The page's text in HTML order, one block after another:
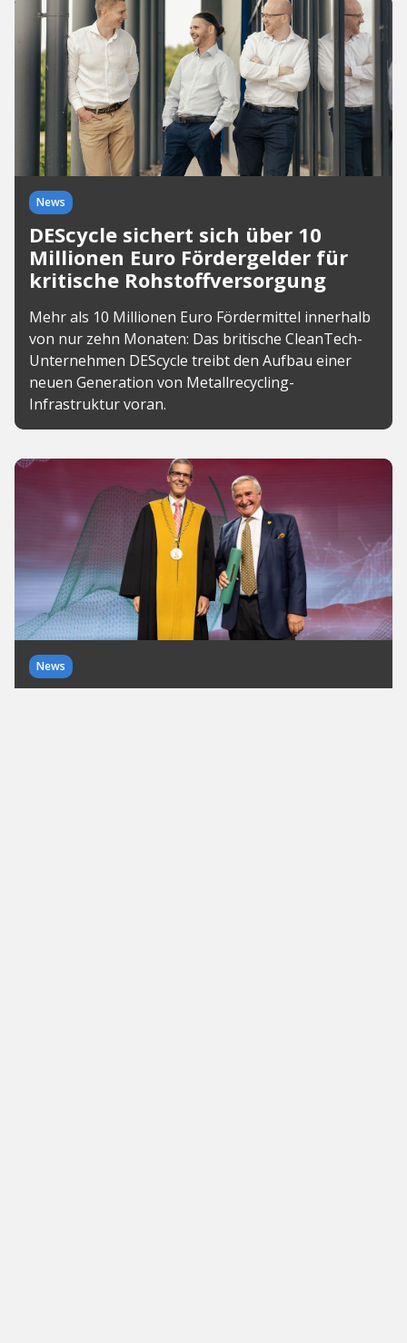
News
DEScycle sichert sich über 10
Millionen Euro Fördergelder für
kritische Rohstoffversorgung
Mehr als 10 Millionen Euro Fördermittel innerhalb
von nur zehn Monaten: Das britische CleanTech-
Unternehmen DEScycle treibt den Aufbau einer
neuen Generation von Metallrecycling-
Infrastruktur voran.
News